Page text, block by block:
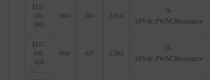
ELG-
100-
36B
96W 36V 2.66A
0-
10Vdc,PWM,Resistance
ELG-
100-
42B
96W 42V 2.28A
0-
10Vdc,PWM,Resistance